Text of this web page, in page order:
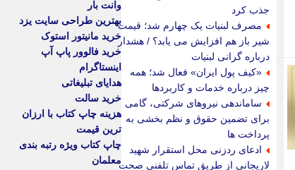
جذب کرد
مصرف لبنیات یک چهارم شد؛ قیمت
شیر باز هم افزایش می یابد؟ / هشدار
درباره گرانی لبنیات
«کیف پول ایران» فعال شد؛ همه
چیز درباره خدمات و کاربردها
ساماندهی نیروهای شرکتی، گامی
برای تضمین حقوق و نظم بخشی به
پرداخت ها
ادعای ردزنی محل استقرار شهید
لاریجانی از طریق تماس تلفنی صحت
وانت بار
بهترین طراحی سایت یزد
خرید مانیتور استوک
خرید فالوور پاپ آپ
اینستاگرام
هدایای تبلیغاتی
خرید سالت
هزینه چاپ کتاب با ارزان
ترین قیمت
چاپ کتاب ویژه رتبه بندی
معلمان